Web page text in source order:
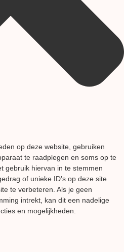
op deze website, gebruiken
te raadplegen en soms op te
gebruik hiervan in te stemmen
of unieke ID's op deze site
te verbeteren. Als je geen
intrekt, kan dit een nadelige
en mogelijkheden.